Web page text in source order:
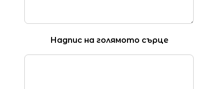
Надпис на голямото сърце